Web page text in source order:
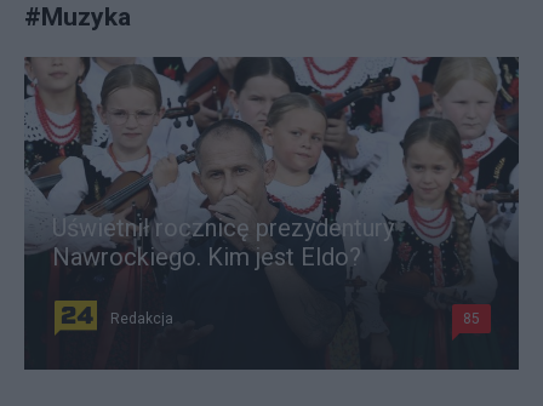
#Muzyka
Uświetnił rocznicę prezydentury
Nawrockiego. Kim jest Eldo?
Redakcja 85